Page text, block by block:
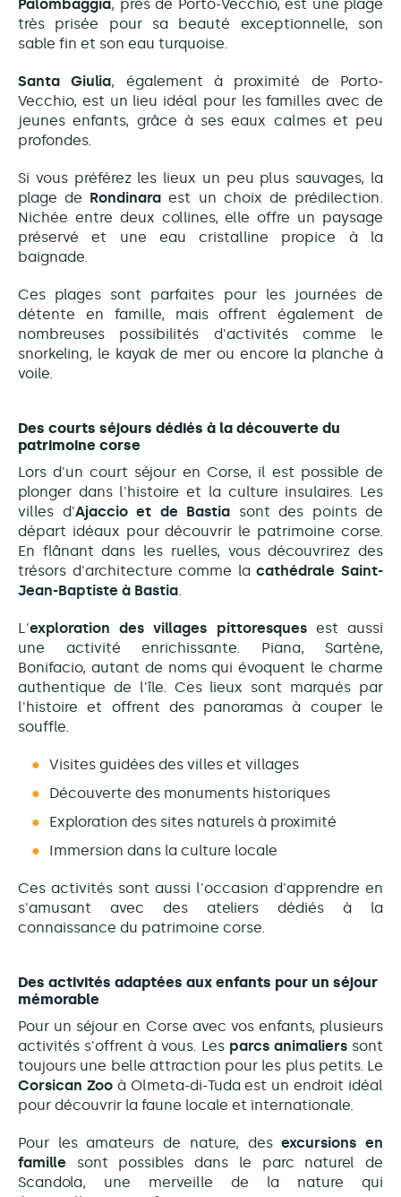
Palombaggia, près de Porto-Vecchio, est une plage
très prisée pour sa beauté exceptionnelle, son
sable fin et son eau turquoise.
Santa Giulia, également à proximité de Porto-
Vecchio, est un lieu idéal pour les familles avec de
jeunes enfants, grâce à ses eaux calmes et peu
profondes.
Si vous préférez les lieux un peu plus sauvages, la
plage de Rondinara est un choix de prédilection.
Nichée entre deux collines, elle offre un paysage
préservé et une eau cristalline propice à la
baignade.
Ces plages sont parfaites pour les journées de
détente en famille, mais offrent également de
nombreuses possibilités d'activités comme le
snorkeling, le kayak de mer ou encore la planche à
voile.
Des courts séjours dédiés à la découverte du
patrimoine corse
Lors d'un court séjour en Corse, il est possible de
plonger dans l'histoire et la culture insulaires. Les
villes d'Ajaccio et de Bastia sont des points de
départ idéaux pour découvrir le patrimoine corse.
En flânant dans les ruelles, vous découvrirez des
trésors d'architecture comme lacathédrale Saint-
Jean-Baptiste à Bastia.
L'exploration des villages pittoresquesest aussi
une activité enrichissante. Piana, Sartène,
Bonifacio, autant de noms qui évoquent le charme
authentique de l'île. Ces lieux sont marqués par
l'histoire et offrent des panoramas à couper le
souffle.
Visites guidées des villes et villages
Découverte des monuments historiques
Exploration des sites naturels à proximité
Immersion dans la culture locale
Ces activités sont aussi l'occasion d'apprendre en
s'amusant avec des ateliers dédiés à la
connaissance du patrimoine corse.
Des activités adaptées aux enfants pour un séjour
mémorable
Pour un séjour en Corse avec vos enfants, plusieurs
activités s'offrent à vous. Les parcs animalierssont
toujours une belle attraction pour les plus petits. Le
Corsican Zooà Olmeta-di-Tuda est un endroit idéal
pour découvrir la faune locale et internationale.
Pour les amateurs de nature, desexcursions en
famille sont possibles dans le parc naturel de
Scandola, une merveille de la nature qui